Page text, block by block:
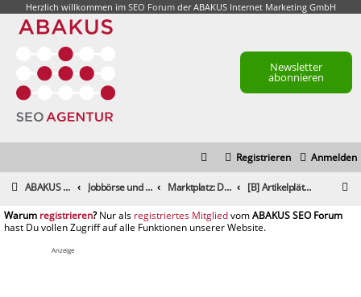
Herzlich willkommen im SEO Forumder ABAKUS Internet Marketing GmbH
Newsletter
abonnieren
Anmelden
Registrieren
ABAKUS Foren-Übersicht Jobbörse und Marktplatz Marktplatz: Dienstleistungen [B] Artikelplätze zum Thema Lifestyle SI 1,11
registrieren registriertes Mitglied
Anzeige